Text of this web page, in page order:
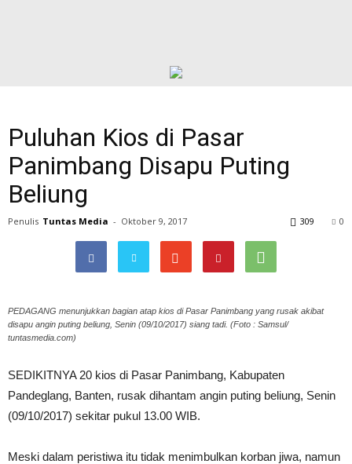
Puluhan Kios di Pasar
Panimbang Disapu Puting
Beliung
Penulis Tuntas Media - Oktober 9, 2017 0
309
PEDAGANG menunjukkan bagian atap kios di Pasar Panimbang yang rusak akibat
disapu angin puting beliung, Senin (09/10/2017) siang tadi. (Foto : Samsul/
tuntasmedia.com)
SEDIKITNYA 20 kios di Pasar Panimbang, Kabupaten
Pandeglang, Banten, rusak dihantam angin puting beliung, Senin
(09/10/2017) sekitar pukul 13.00 WIB.
Meski dalam peristiwa itu tidak menimbulkan korban jiwa, namun